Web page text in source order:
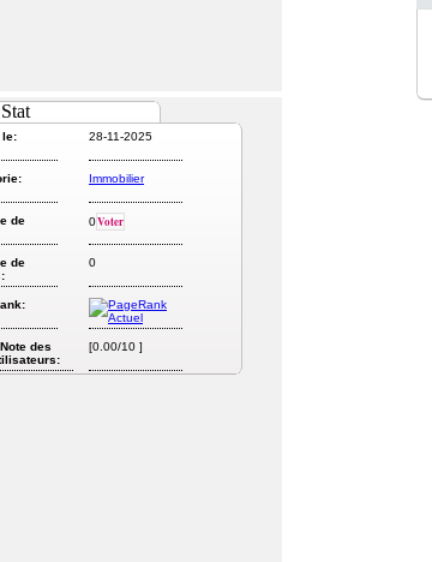
Stat
le: 28-11-2025
Immobilier
de
0Voter
de
0
Note des
[0.00/10 ]